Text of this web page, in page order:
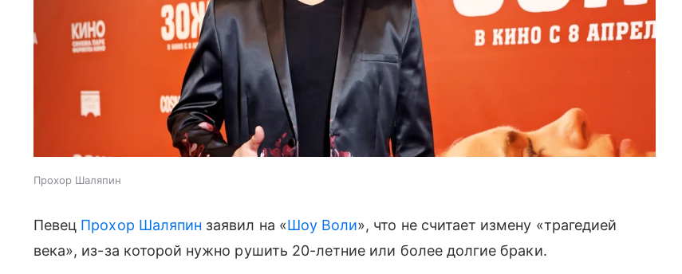
Прохор Шаляпин
Певец Прохор Шаляпин заявил на «Шоу Воли», что не считает измену «трагедией
века», из-за которой нужно рушить 20-летние или более долгие браки.